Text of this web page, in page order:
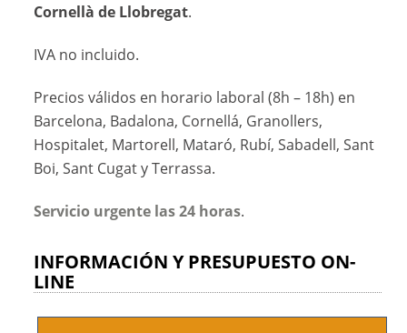
Cornellà de Llobregat.
IVA no incluido.
Precios válidos en horario laboral (8h – 18h) en
Barcelona, Badalona, Cornellá, Granollers,
Hospitalet, Martorell, Mataró, Rubí, Sabadell, Sant
Boi, Sant Cugat y Terrassa.
Servicio urgente las 24 horas.
INFORMACIÓN Y PRESUPUESTO ON-
LINE